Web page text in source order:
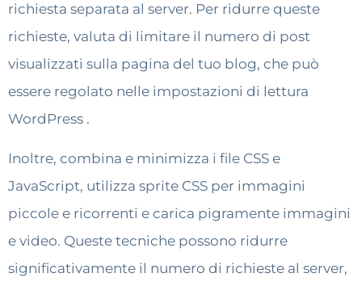
richiesta separata al server. Per ridurre queste
richieste, valuta di limitare il numero di post
visualizzati sulla pagina del tuo blog, che può
essere regolato nelle impostazioni di lettura
WordPress .
Inoltre, combina e minimizza i file CSS e
JavaScript, utilizza sprite CSS per immagini
piccole e ricorrenti e carica pigramente immagini
e video. Queste tecniche possono ridurre
significativamente il numero di richieste al server,